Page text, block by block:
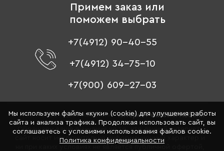
Примем заказ или
поможем выбрать
+7(4912) 90-40-55
+7(4912) 34-75-10
+7(900) 609-27-03
© 1996 - 2026 «Цвет мебели» –интернет-магазин мебели
Обращаем ваше внимание на то, что данный интернет-
сайт носит исключительно информационный характер и
Мы используем файлы «куки» (cookie) для улучшения работы
сайта и анализа трафика. Продолжая использовать сайт, вы
соглашаетесь с условиями использования файлов cookie.
Политика конфиденциальности